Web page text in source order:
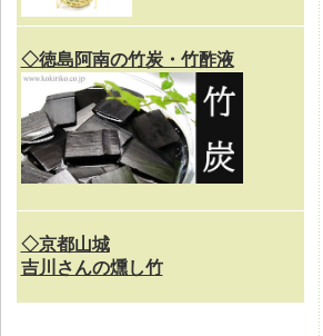
◇徳島阿南の竹炭・竹酢液
◇京都山城
吉川さんの燻し竹